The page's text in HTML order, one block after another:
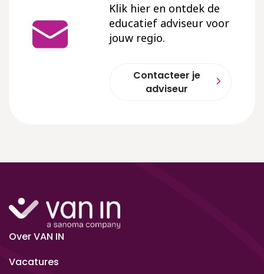
Klik hier en ontdek de
educatief adviseur voor
jouw regio.
Contacteer je
adviseur
Over VAN IN
Vacatures